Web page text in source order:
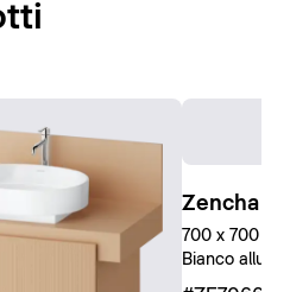
Zencha
700 x 700
Bianco